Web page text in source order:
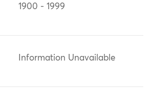
1900 - 1999
Information Unavailable